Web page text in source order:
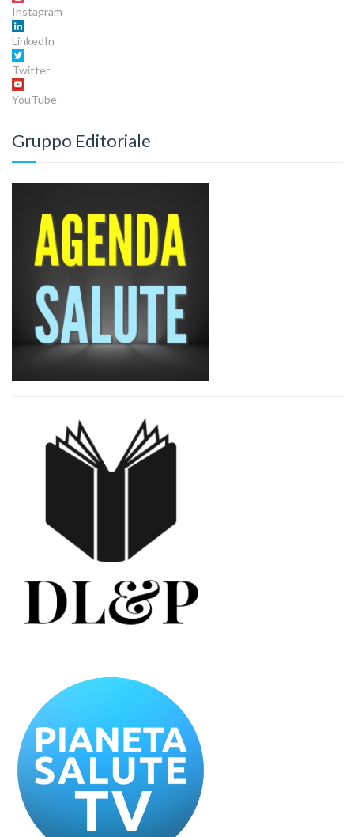
Instagram
LinkedIn
Twitter
YouTube
Gruppo Editoriale